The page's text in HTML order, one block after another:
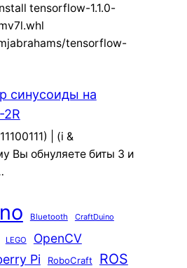
tensorflow-1.1.0-
tensorflow-
синусоиды на
| (i &
Вы обнуляете биты 3 и
Bluetooth CraftDuino
LEGO OpenCV
Pi RoboCraft ROS